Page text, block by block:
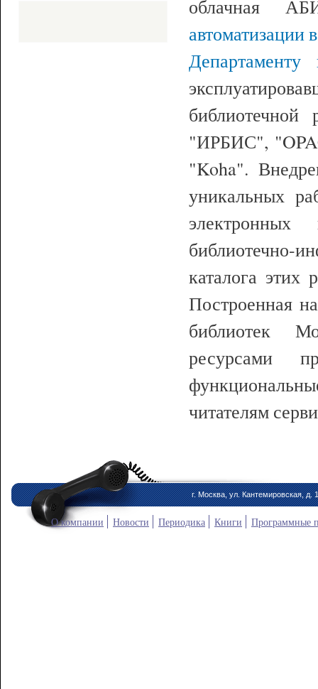
облачная
автоматизации
"ИРБИС",
"Koha".
уникальных
библиотечно-
каталога этих
Построенная
библиотек
ресурсами
читателям
г. Москва, ул. Кантемировская, д.
О компании Новости Периодика Книги Программные